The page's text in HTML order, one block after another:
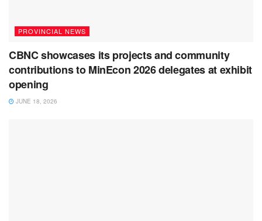
PROVINCIAL NEWS
CBNC showcases its projects and community
contributions to MinEcon 2026 delegates at exhibit
opening
JUNE 18, 2026